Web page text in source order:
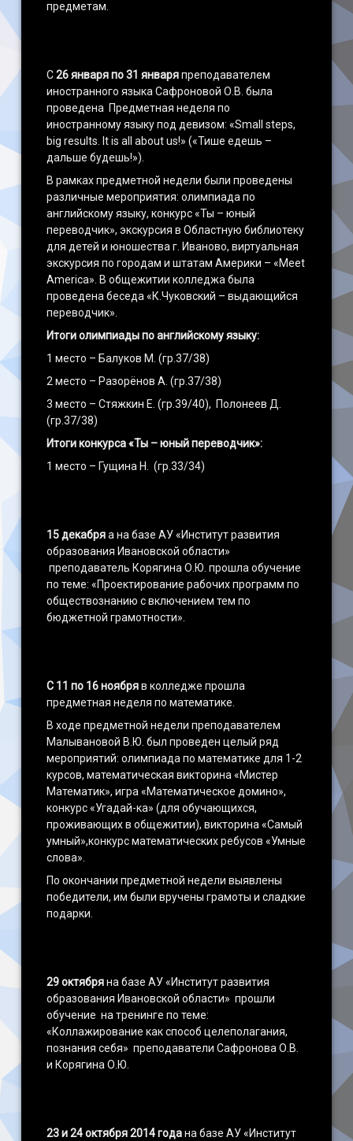
предметам.
С26 января по 31 январяпреподавателем
иностранного языка Сафроновой О.В. была
проведена Предметная неделя по
иностранному языку под девизом: «Small steps,
big results. It is all about us!» («Тише едешь –
дальше будешь!»).
В рамках предметной недели были проведены
различные мероприятия: олимпиада по
английскому языку, конкурс «Ты – юный
переводчик», экскурсия в Областную библиотеку
для детей и юношества г. Иваново, виртуальная
экскурсия по городам и штатам Америки – «Meet
America». В общежитии колледжа была
проведена беседа «К.Чуковский – выдающийся
переводчик».
Итоги олимпиады по английскому языку:
1 место – Балуков М. (гр.37/38)
2 место – Разорёнов А. (гр.37/38)
3 место – Стяжкин Е. (гр.39/40), Полонеев Д.
(гр.37/38)
Итоги конкурса «Ты – юный переводчик»:
1 место – Гущина Н. (гр.33/34)
15 декабряа на базе АУ «Институт развития
образования Ивановской области»
преподаватель Корягина О.Ю. прошла обучение
по теме: «Проектирование рабочих программ по
обществознанию с включением тем по
бюджетной грамотности».
С 11 по 16 ноябряв колледже прошла
предметная неделя по математике.
В ходе предметной недели преподавателем
Малывановой В.Ю. был проведен целый ряд
мероприятий: олимпиада по математике для 1-2
курсов, математическая викторина «Мистер
Математик», игра «Математическое домино»,
конкурс «Угадай-ка» (для обучающихся,
проживающих в общежитии), викторина «Самый
умный»,конкурс математических ребусов «Умные
слова».
По окончании предметной недели выявлены
победители, им были вручены грамоты и сладкие
подарки.
29 октябряна базе АУ «Институт развития
образования Ивановской области» прошли
обучение на тренинге по теме:
«Коллажирование как способ целеполагания,
познания себя» преподаватели Сафронова О.В.
и Корягина О.Ю.
23 и 24 октября 2014 годана базе АУ «Институт